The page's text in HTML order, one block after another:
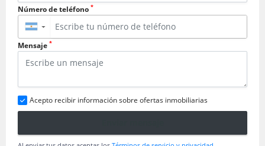
Número de teléfono *
▼
Mensaje *
Acepto recibir información sobre ofertas inmobiliarias